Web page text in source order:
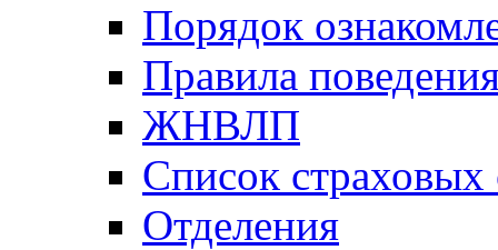
Порядок
Правила
ЖНВЛП
Список страховых
Отделения